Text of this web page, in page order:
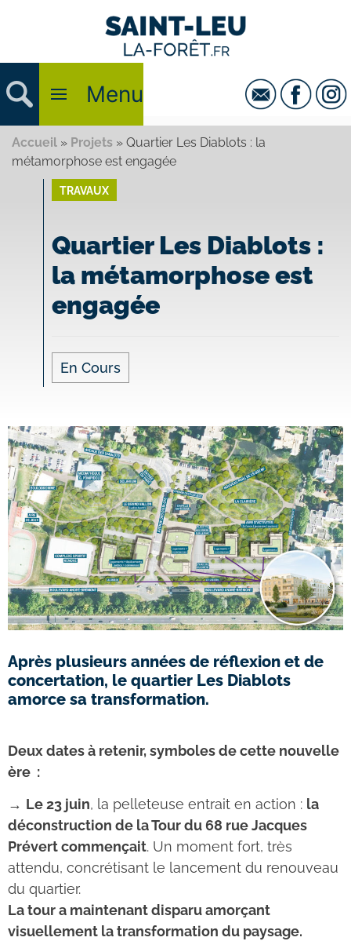
Menu
Accueil » Projets » Quartier Les Diablots : la
métamorphose est engagée
TRAVAUX
Quartier Les Diablots :
la métamorphose est
engagée
En Cours
Après plusieurs années de réflexion et de
concertation, le quartier Les Diablots
amorce sa transformation.
Deux dates à retenir, symboles de cette nouvelle
ère :
→ Le 23 juin, la pelleteuse entrait en action : la
déconstruction de la Tour du 68 rue Jacques
Prévert commençait. Un moment fort, très
attendu, concrétisant le lancement du renouveau
du quartier.
La tour a maintenant disparu amorçant
visuellement la transformation du paysage.